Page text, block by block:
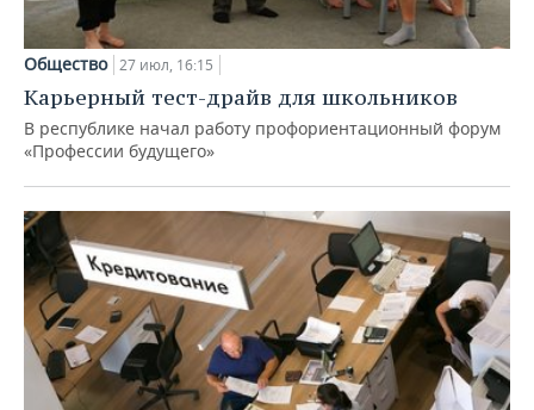
Общество 27 июл, 16:15
Карьерный тест-драйв для школьников
В республике начал работу профориентационный форум
«Профессии будущего»